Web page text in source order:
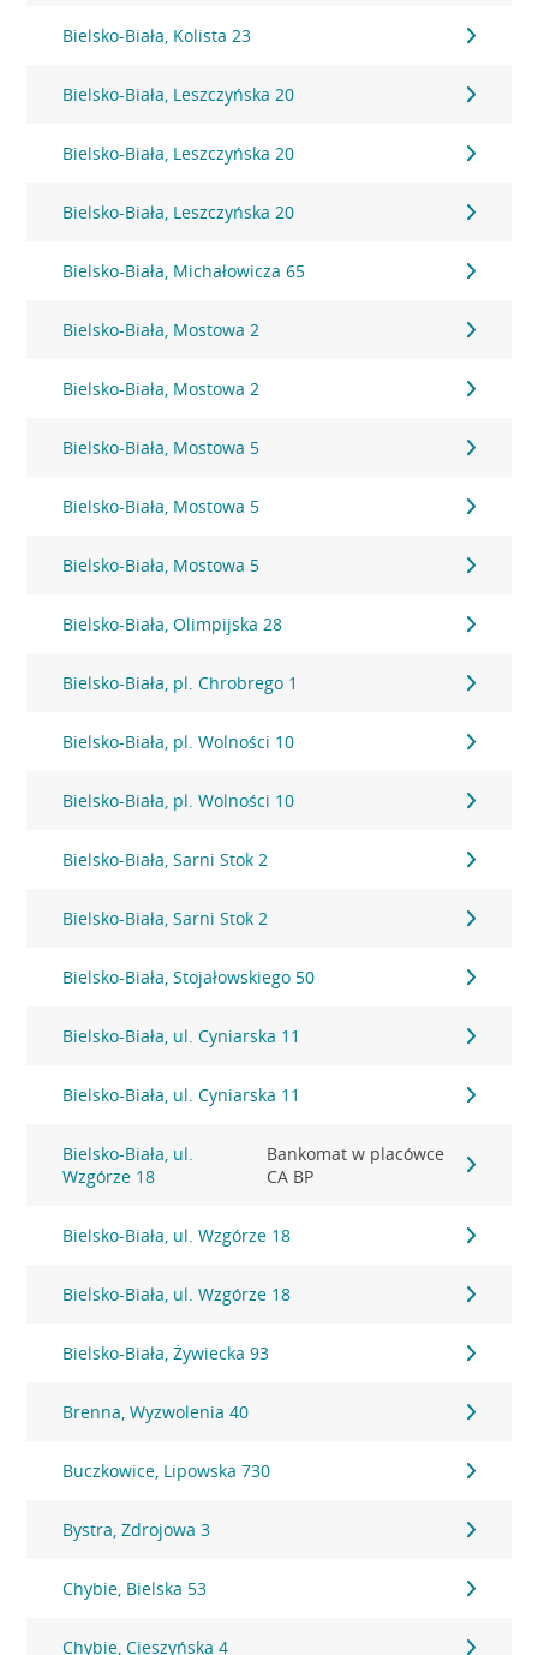
Bielsko-Biała, Kolista 23
Bielsko-Biała, Leszczyńska 20
Bielsko-Biała, Leszczyńska 20
Bielsko-Biała, Leszczyńska 20
Bielsko-Biała, Michałowicza 65
Bielsko-Biała, Mostowa 2
Bielsko-Biała, Mostowa 2
Bielsko-Biała, Mostowa 5
Bielsko-Biała, Mostowa 5
Bielsko-Biała, Mostowa 5
Bielsko-Biała, Olimpijska 28
Bielsko-Biała, pl. Chrobrego 1
Bielsko-Biała, pl. Wolności 10
Bielsko-Biała, pl. Wolności 10
Bielsko-Biała, Sarni Stok 2
Bielsko-Biała, Sarni Stok 2
Bielsko-Biała, Stojałowskiego 50
Bielsko-Biała, ul. Cyniarska 11
Bielsko-Biała, ul. Cyniarska 11
Bielsko-Biała, ul.
Wzgórze 18
Bankomat w placówce
CA BP
Bielsko-Biała, ul. Wzgórze 18
Bielsko-Biała, ul. Wzgórze 18
Bielsko-Biała, Żywiecka 93
Brenna, Wyzwolenia 40
Buczkowice, Lipowska 730
Bystra, Zdrojowa 3
Chybie, Bielska 53
Chybie, Cieszyńska 4